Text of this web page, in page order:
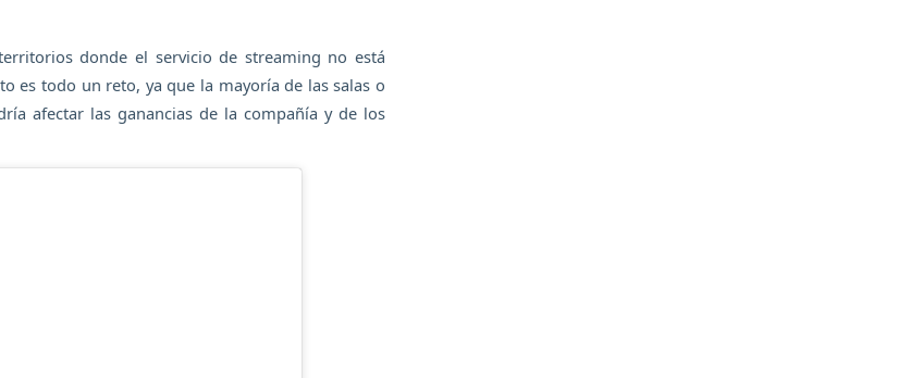
donde el servicio de streaming no está
es todo un reto, ya que la mayoría de las salas o
afectar las ganancias de la compañía y de los